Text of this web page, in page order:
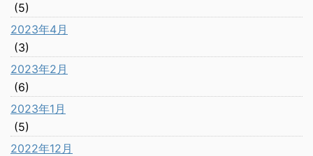
(5)
2023年4月
(3)
2023年2月
(6)
2023年1月
(5)
2022年12月